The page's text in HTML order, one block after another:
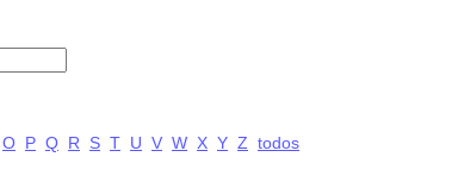
O P Q R S T U V W X Y Z todos